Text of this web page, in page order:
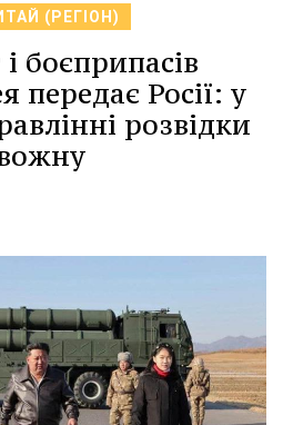
(РЕГІОН)
боєприпасів
передає Росії: у
розвідки